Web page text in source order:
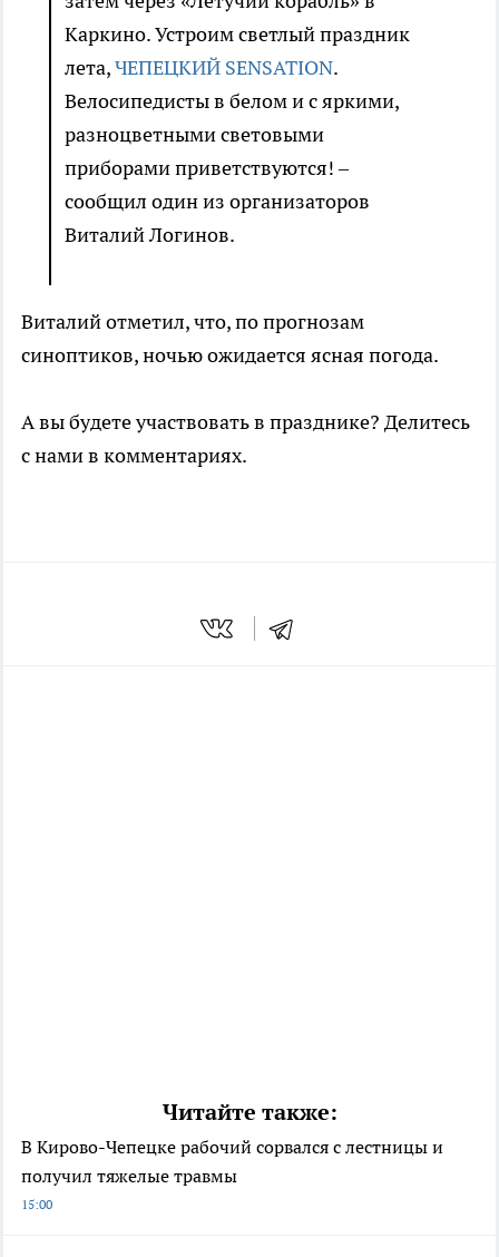
Каркино. Устроим светлый праздник
лета,ЧЕПЕЦКИЙ SENSATION.
Велосипедисты в белом и с яркими,
разноцветными световыми
приборами приветствуются! –
сообщил один из организаторов
Виталий Логинов.
Виталий отметил, что, по прогнозам
синоптиков, ночью ожидается ясная погода.
А вы будете участвовать в празднике? Делитесь
с нами в комментариях.
Читайте также:
В Кирово-Чепецке рабочий сорвался с лестницы и
получил тяжелые травмы
15:00